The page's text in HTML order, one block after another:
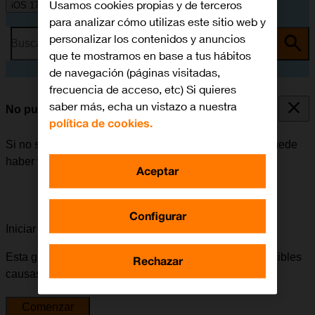
iOS 17
Busca por problema o tema
No puedo recibir mensajes en mi contestador
Si no se pueden recibir mensajes en el contestador, puede
haber varias causas posibles al problema.
Iniciar la guía para solucionar tu problema
Esta guía te va a conducir a través de una serie de posibles
causas y soluciones al problema.
Comenzar
Usamos cookies propias y de terceros
para analizar cómo utilizas este sitio web y
personalizar los contenidos y anuncios
que te mostramos en base a tus hábitos
de navegación (páginas visitadas,
frecuencia de acceso, etc) Si quieres
saber más, echa un vistazo a nuestra
política de cookies.
Configurar
Rechazar
Aceptar